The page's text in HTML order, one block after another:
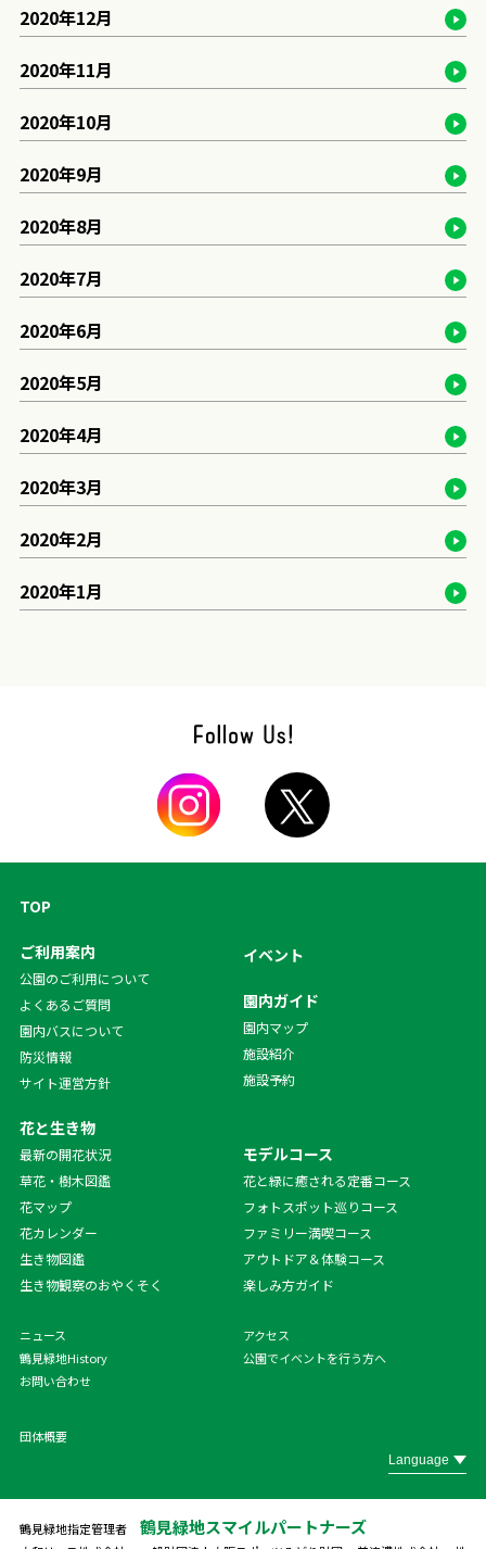
2020年12月
2020年11月
2020年10月
2020年9月
2020年8月
2020年7月
2020年6月
2020年5月
2020年4月
2020年3月
2020年2月
2020年1月
TOP
ご利用案内
公園のご利用について
よくあるご質問
園内バスについて
防災情報
サイト運営方針
花と生き物
最新の開花状況
草花・樹木図鑑
花マップ
花カレンダー
生き物図鑑
生き物観察のおやくそく
イベント
園内ガイド
園内マップ
施設紹介
施設予約
モデルコース
花と緑に癒される定番コース
フォトスポット巡りコース
ファミリー満喫コース
アウトドア＆体験コース
楽しみ方ガイド
ニュース
アクセス
鶴見緑地History
公園でイベントを行う方へ
お問い合わせ
団体概要
鶴見緑地指定管理者 鶴見緑地スマイルパートナーズ